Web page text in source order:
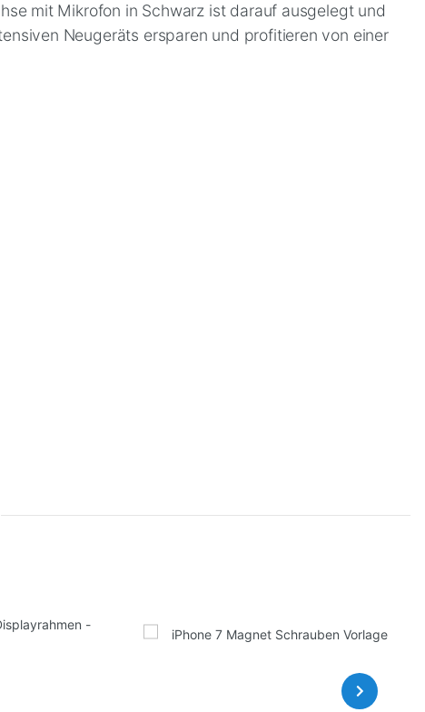
mit Mikrofon in Schwarz ist darauf ausgelegt und
Neugeräts ersparen und profitieren von einer